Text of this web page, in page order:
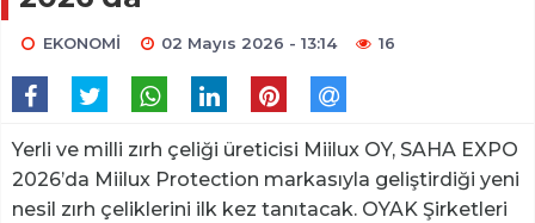
EKONOMİ 02 Mayıs 2026 - 13:14 16
Yerli ve milli zırh çeliği üreticisi Miilux OY, SAHA EXPO
2026’da Miilux Protection markasıyla geliştirdiği yeni
nesil zırh çeliklerini ilk kez tanıtacak. OYAK Şirketleri